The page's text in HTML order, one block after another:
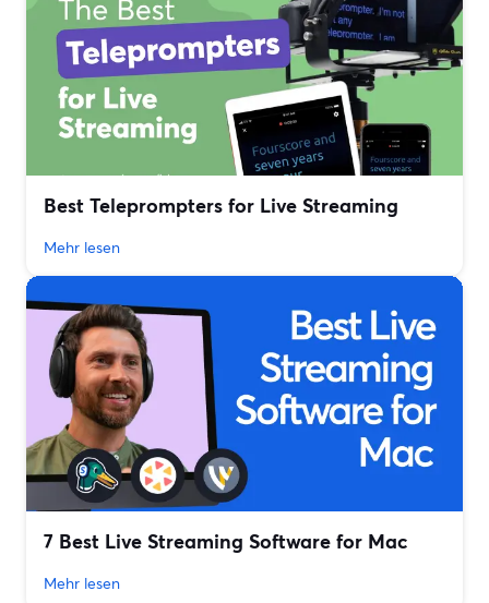
Best Teleprompters for Live Streaming
Mehr lesen
7 Best Live Streaming Software for Mac
Mehr lesen